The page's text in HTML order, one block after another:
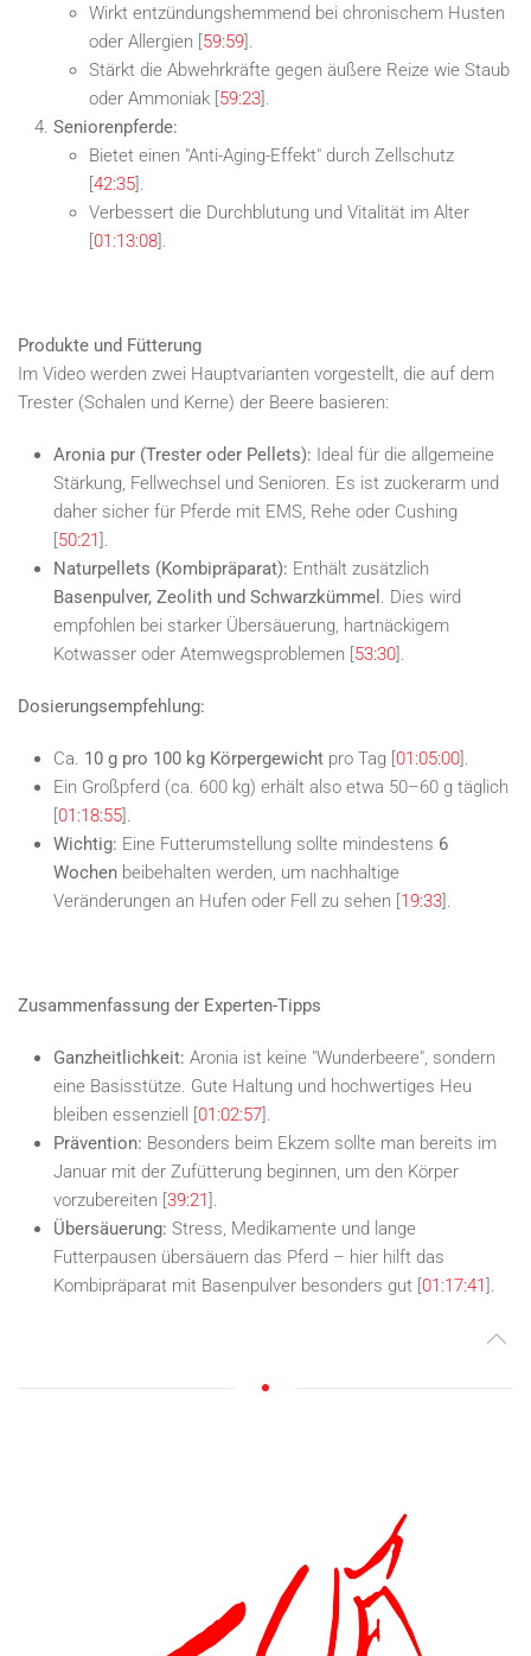
Wirkt entzündungshemmend bei chronischem Husten
oder Allergien [59:59].
Stärkt die Abwehrkräfte gegen äußere Reize wie Staub
oder Ammoniak [59:23].
Seniorenpferde:
Bietet einen "Anti-Aging-Effekt" durch Zellschutz
[42:35].
Verbessert die Durchblutung und Vitalität im Alter
[01:13:08].
Produkte und Fütterung
Im Video werden zwei Hauptvarianten vorgestellt, die auf dem
Trester (Schalen und Kerne) der Beere basieren:
Aronia pur (Trester oder Pellets): Ideal für die allgemeine
Stärkung, Fellwechsel und Senioren. Es ist zuckerarm und
daher sicher für Pferde mit EMS, Rehe oder Cushing
[50:21].
Naturpellets (Kombipräparat): Enthält zusätzlich
Basenpulver, Zeolith und Schwarzkümmel . Dies wird
empfohlen bei starker Übersäuerung, hartnäckigem
Kotwasser oder Atemwegsproblemen [53:30].
Dosierungsempfehlung:
Ca. 10 g pro 100 kg Körpergewicht pro Tag [01:05:00].
Ein Großpferd (ca. 600 kg) erhält also etwa 50–60 g täglich
[01:18:55].
Wichtig: Eine Futterumstellung sollte mindestens 6
Wochen beibehalten werden, um nachhaltige
Veränderungen an Hufen oder Fell zu sehen [19:33].
Zusammenfassung der Experten-Tipps
Ganzheitlichkeit: Aronia ist keine "Wunderbeere", sondern
eine Basisstütze. Gute Haltung und hochwertiges Heu
bleiben essenziell [01:02:57].
Prävention: Besonders beim Ekzem sollte man bereits im
Januar mit der Zufütterung beginnen, um den Körper
vorzubereiten [39:21].
Übersäuerung: Stress, Medikamente und lange
Futterpausen übersäuern das Pferd – hier hilft das
Kombipräparat mit Basenpulver besonders gut [01:17:41].